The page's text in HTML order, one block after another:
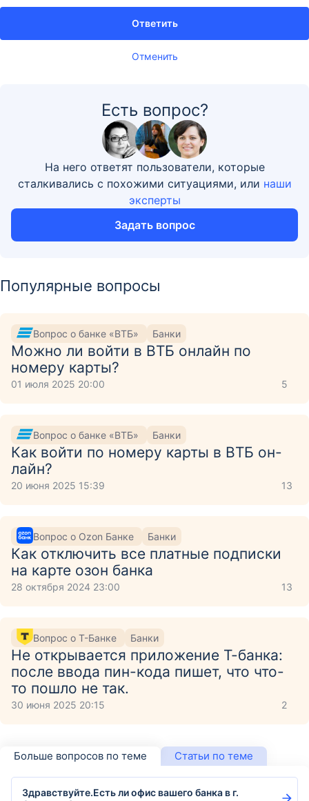
Отменить
Ответить
Есть вопрос?
На него ответят пользователи, которые
сталкивались с похожими ситуациями, или наши
эксперты
Задать вопрос
Популярные вопросы
Вопрос о банке «ВТБ» Банки
Можно ли войти в ВТБ онлайн по
номеру карты?
01 июля 2025 20:00 5
Вопрос о банке «ВТБ» Банки
Как войти по номеру карты в ВТБ он-
лайн?
20 июня 2025 15:39 13
Вопрос о Ozon Банке Банки
Как отключить все платные подписки
на карте озон банка
28 октября 2024 23:00 13
Вопрос о Т-Банке Банки
Не открывается приложение Т-банка:
после ввода пин-кода пишет, что что-
то пошло не так.
30 июня 2025 20:15 2
Больше вопросов по теме Статьи по теме
Здравствуйте.Есть ли офис вашего банка в г.